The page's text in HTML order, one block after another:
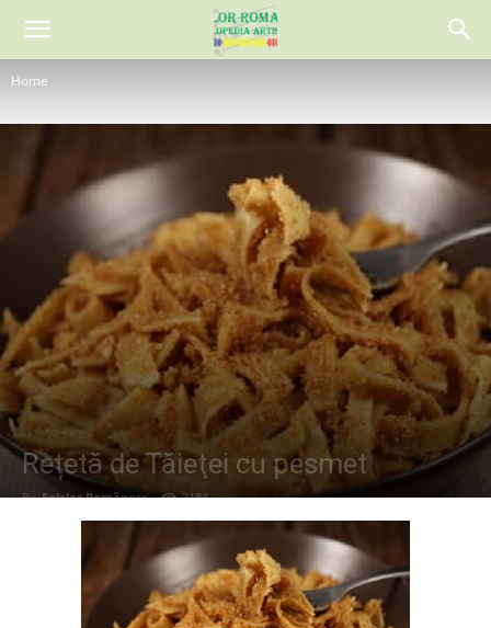
Home
Rețetă de Tăieţei cu pesmet
By Folclor Românesc - 2184